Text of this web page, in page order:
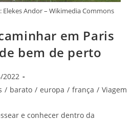
Elekes Andor – Wikimedia Commons
em Paris
bem de perto
2022
/ barato / europa / frança / Viagem
e conhecer dentro da